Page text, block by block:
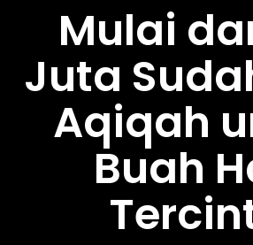
Mulai
Juta
Aqiqah
Buah